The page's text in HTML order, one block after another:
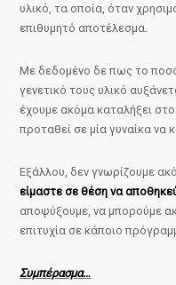
υλικό, τα οποία, όταν
επιθυμητό αποτέλεσμα.
Με δεδομένο δε πως το
γενετικό τους υλικό
έχουμε ακόμα καταλήξει στο
προταθεί σε μία γυναίκα να
Εξάλλου, δεν γνωρίζουμε
είμαστε σε θέση να
αποψύξουμε, να μπορούμε
επιτυχία σε κάποιο
Συμπέρασμα…